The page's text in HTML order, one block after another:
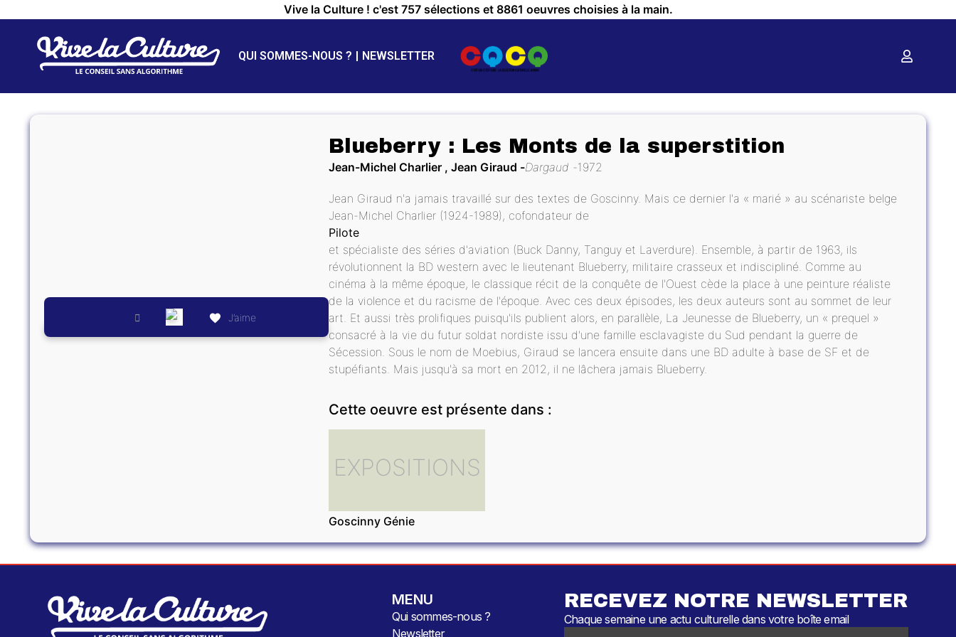
Vive la Culture ! c'est 757 sélections et 8861 oeuvres choisies à la main.
QUI SOMMES-NOUS ? NEWSLETTER
J’aime
Blueberry : Les Monts de la superstition
Jean-Michel Charlier , Jean Giraud Dargaud 1972
Jean Giraud n'a jamais travaillé sur des textes de Goscinny. Mais ce dernier l'a « marié » au scénariste belge
Jean-Michel Charlier (1924-1989), cofondateur de
Pilote
et spécialiste des séries d'aviation (Buck Danny, Tanguy et Laverdure). Ensemble, à partir de 1963, ils
révolutionnent la BD western avec le lieutenant Blueberry, militaire crasseux et indiscipliné. Comme au
cinéma à la même époque, le classique récit de la conquête de l'Ouest cède la place à une peinture réaliste
de la violence et du racisme de l'époque. Avec ces deux épisodes, les deux auteurs sont au sommet de leur
art. Et aussi très prolifiques puisqu'ils publient alors, en parallèle, La Jeunesse de Blueberry, un « prequel »
consacré à la vie du futur soldat nordiste issu d'une famille esclavagiste du Sud pendant la guerre de
Sécession. Sous le nom de Moebius, Giraud se lancera ensuite dans une BD adulte à base de SF et de
stupéfiants. Mais jusqu'à sa mort en 2012, il ne lâchera jamais Blueberry.
Cette oeuvre est présente dans :
EXPOSITIONS
Goscinny Génie
MENU
Qui sommes-nous ?
Newsletter
RECEVEZ NOTRE NEWSLETTER
Chaque semaine une actu culturelle dans votre boîte email